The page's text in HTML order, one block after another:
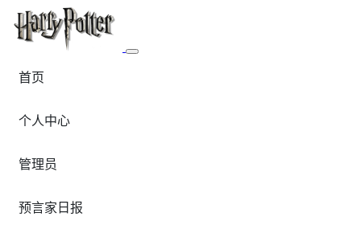
首页
个人中心
管理员
预言家日报